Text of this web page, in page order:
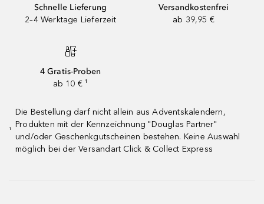
Schnelle Lieferung
2–4 Werktage Lieferzeit
Versandkostenfrei
ab 39,95 €
4 Gratis-Proben
ab 10 € ¹
¹
Die Bestellung darf nicht allein aus Adventskalendern,
Produkten mit der Kennzeichnung "Douglas Partner"
und/oder Geschenkgutscheinen bestehen. Keine Auswahl
möglich bei der Versandart Click & Collect Express